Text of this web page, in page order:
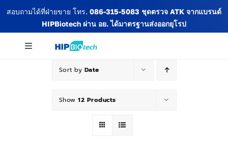
สอบถามได้ที่ฝ่ายขาย โทร. 086-315-5083 ชุดตรวจ ATK จากแบรนด์
HIPBiotech ผ่าน อย. ได้มาตรฐานส่งออกยุโรป
Toggle
Sort by Date
Show 12 Products